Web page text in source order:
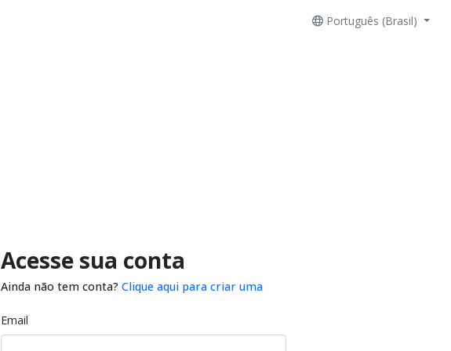
Português (Brasil)
Acesse sua conta
Ainda não tem conta? Clique aqui para criar uma
Email